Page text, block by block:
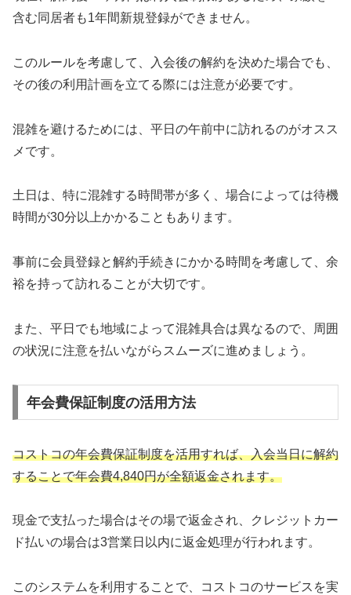
含む同居者も1年間新規登録ができません。
このルールを考慮して、入会後の解約を決めた場合でも、
その後の利用計画を立てる際には注意が必要です。
混雑を避けるためには、平日の午前中に訪れるのがオスス
メです。
土日は、特に混雑する時間帯が多く、場合によっては待機
時間が30分以上かかることもあります。
事前に会員登録と解約手続きにかかる時間を考慮して、余
裕を持って訪れることが大切です。
また、平日でも地域によって混雑具合は異なるので、周囲
の状況に注意を払いながらスムーズに進めましょう。
年会費保証制度の活用方法
コストコの年会費保証制度を活用すれば、入会当日に解約
することで年会費4,840円が全額返金されます。
現金で支払った場合はその場で返金され、クレジットカー
ド払いの場合は3営業日以内に返金処理が行われます。
このシステムを利用することで、コストコのサービスを実